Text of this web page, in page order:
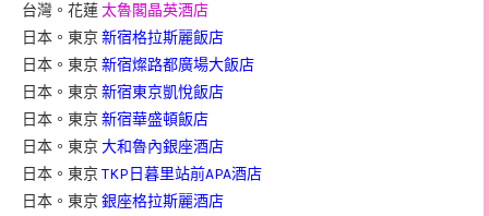
台灣。花蓮太魯閣晶英酒店
日本。東京新宿格拉斯麗飯店
日本。東京新宿燦路都廣場大飯店
日本。東京新宿東京凱悅飯店
日本。東京新宿華盛頓飯店
日本。東京大和魯內銀座酒店
日本。東京TKP日暮里站前APA酒店
日本。東京銀座格拉斯麗酒店